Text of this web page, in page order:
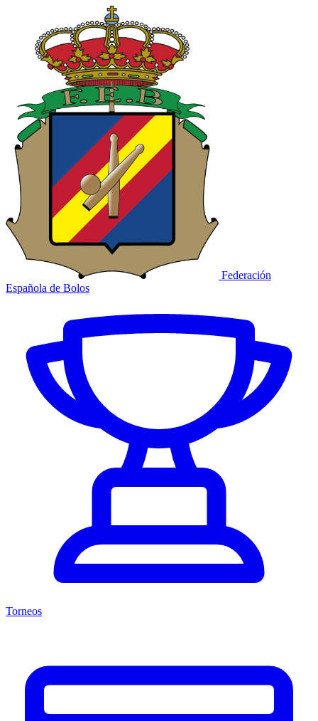
Federación
Española de Bolos
Torneos